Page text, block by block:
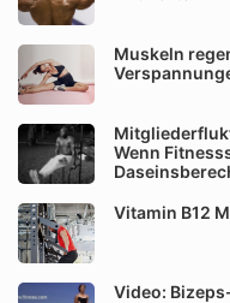
Muskeln
Wenn
Vitamin B12
Video: